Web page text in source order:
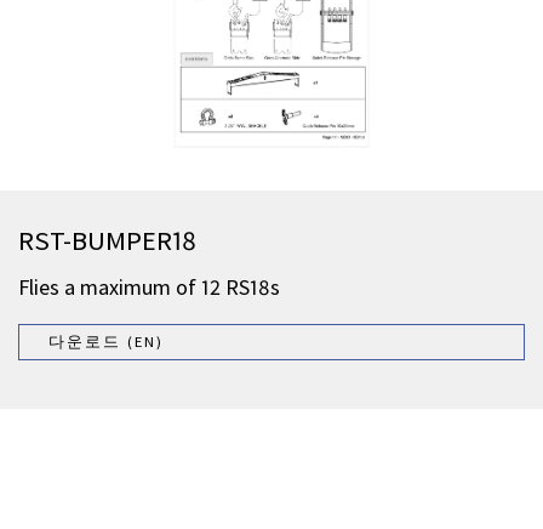
RST-BUMPER18
Flies a maximum of 12 RS18s
다운로드 (EN)